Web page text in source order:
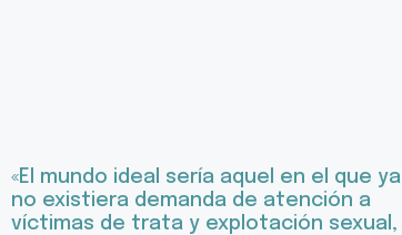
«El mundo ideal sería aquel en el que ya
no existiera demanda de atención a
víctimas de trata y explotación sexual,